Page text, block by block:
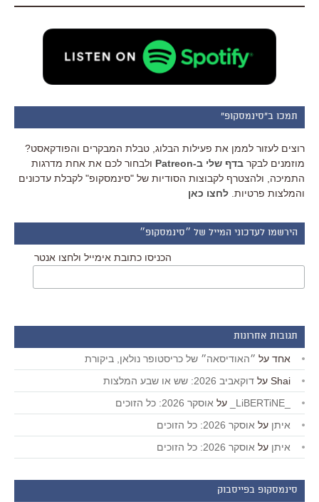
תמכו ב"סינמסקופ"
רוצים לעזור לממן את פעילות הבלוג, טבלת המבקרים והפודקאסט?
מוזמנים לבקר בדף שלי ב-Patreon
ולבחור לכם את אחת מדרגות
התמיכה, ולהצטרף לקבוצות הסודיות של "סינמסקופ" לקבלת עדכונים
והמלצות פרטיות. לחצו כאן
הירשמו לעדכוני המייל של ״סינמסקופ״
הכניסו כתובת אימייל ולחצו אנטר
תגובות אחרונות
אחד על ״האודיסאה״ של כריסטופר נולאן, ביקורת
Shai על דוקאביב 2026: שש או שבע המלצות
על אוסקר 2026: כל הזוכים
איתן על אוסקר 2026: כל הזוכים
איתן על אוסקר 2026: כל הזוכים
סינמסקופ בפייסבוק